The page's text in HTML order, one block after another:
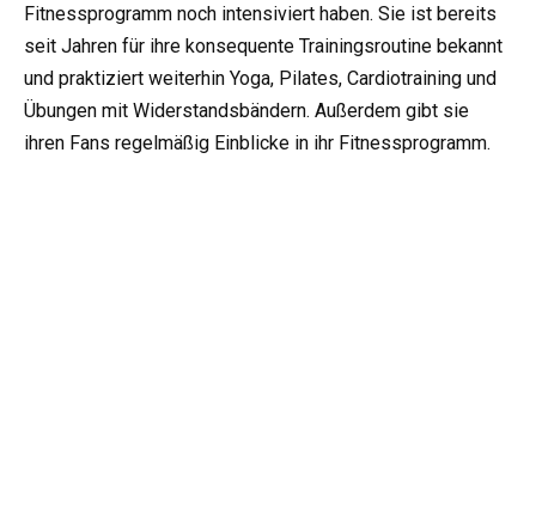
Fitnessprogramm noch intensiviert haben. Sie ist bereits
seit Jahren für ihre konsequente Trainingsroutine bekannt
und praktiziert weiterhin Yoga, Pilates, Cardiotraining und
Übungen mit Widerstandsbändern. Außerdem gibt sie
ihren Fans regelmäßig Einblicke in ihr Fitnessprogramm.